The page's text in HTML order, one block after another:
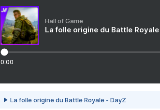
Hall of Game
La folle origine du Battle
0:00
La folle origine du Battle Royale - DayZ